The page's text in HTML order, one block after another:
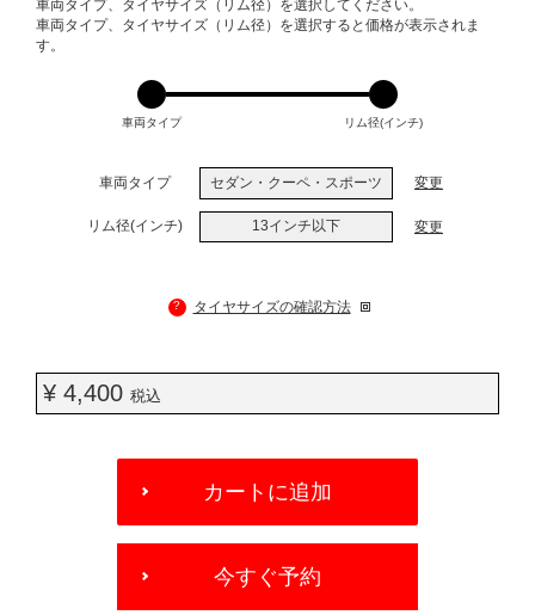
VARIATIONS
車両タイプ、タイヤサイズ（リム径）を選択してください。
車両タイプ、タイヤサイズ（リム径）を選択すると価格が表示されま
す。
車両タイプ リム径(インチ)
車両タイプ セダン・クーペ・スポーツ 変更
リム径(インチ) 13インチ以下 変更
? タイヤサイズの確認方法
¥ 4,400 税込
OPTIONS
カートに追加
今すぐ予約